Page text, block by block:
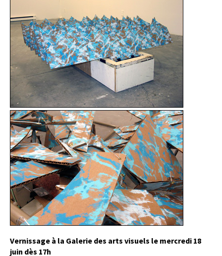
Vernissage à la Galerie des arts visuels le mercredi 18
juin dès 17h